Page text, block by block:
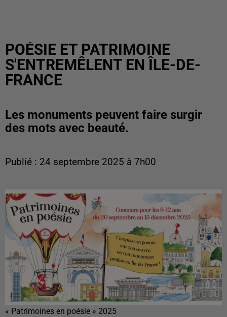
POÉSIE ET PATRIMOINE
S'ENTREMÊLENT EN ÎLE-DE-
FRANCE
Les monuments peuvent faire surgir
des mots avec beauté.
Publié : 24 septembre 2025 à 7h00
« Patrimoines en poésie » 2025